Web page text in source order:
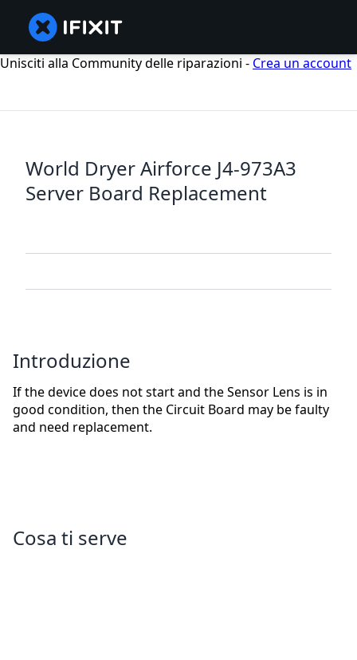
Unisciti alla Community delle riparazioni - Crea un account
World Dryer Airforce J4-973A3
Server Board Replacement
Introduzione
If the device does not start and the Sensor Lens is in
good condition, then the Circuit Board may be faulty
and need replacement.
Cosa ti serve